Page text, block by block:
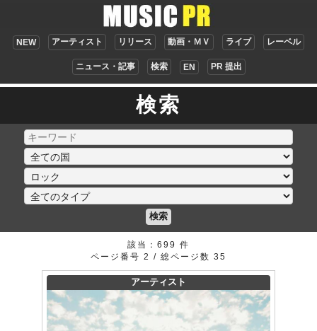
NEW アーティスト リリース 動画・ＭＶ ライブ レーベル
ニュース・記事 検索 EN PR 提出
検索
検索
該当：699 件
ページ番号 2 / 総ページ数 35
アーティスト